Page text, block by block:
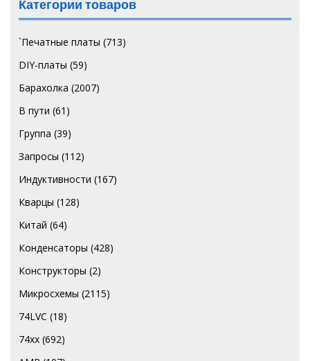
Категории товаров
`Печатные платы (713)
DIY-платы (59)
Барахолка (2007)
В пути (61)
Группа (39)
Запросы (112)
Индуктивности (167)
Кварцы (128)
Китай (64)
Конденсаторы (428)
Конструкторы (2)
Микросхемы (2115)
74LVC (18)
74хх (692)